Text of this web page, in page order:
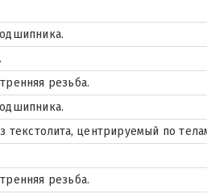
резьба.
текстолита, центрируемый по
резьба.